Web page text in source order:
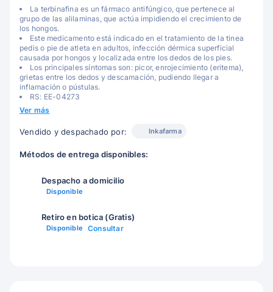
La terbinafina es un fármaco antifúngico, que pertenece al
grupo de las alilaminas, que actúa impidiendo el crecimiento de
los hongos.
Este medicamento está indicado en el tratamiento de la tinea
pedis o pie de atleta en adultos, infección dérmica superficial
causada por hongos y localizada entre los dedos de los pies.
Los principales síntomas son: picor, enrojecimiento (eritema),
grietas entre los dedos y descamación, pudiendo llegar a
inflamación o pústulas.
RS: EE-04273
Ver más
Vendido y despachado por: Inkafarma
Métodos de entrega disponibles:
Despacho a domicilio
Disponible
Retiro en botica (Gratis)
Disponible Consultar